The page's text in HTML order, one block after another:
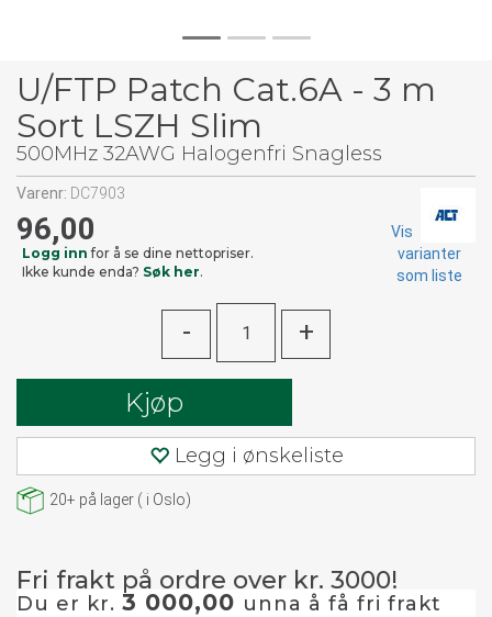
U/FTP Patch Cat.6A - 3 m
Sort LSZH Slim
500MHz 32AWG Halogenfri Snagless
Varenr: DC7903
96,00
Logg inn for å se dine nettopriser.
Ikke kunde enda? Søk her.
Vis
varianter
som liste
- +
Kjøp
Legg i ønskeliste
20+ på lager ( i Oslo)
Fri frakt på ordre over kr. 3000!
Du er kr. 3 000,00 unna å få fri frakt